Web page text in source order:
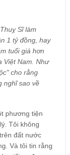
Sĩ làm
1 tỷ đồng, hay
tuổi giá hơn
Việt Nam. Như
cho rằng
nghĩ sao về
phương tiện
Tôi không
đất nước
Và tôi tin rằng